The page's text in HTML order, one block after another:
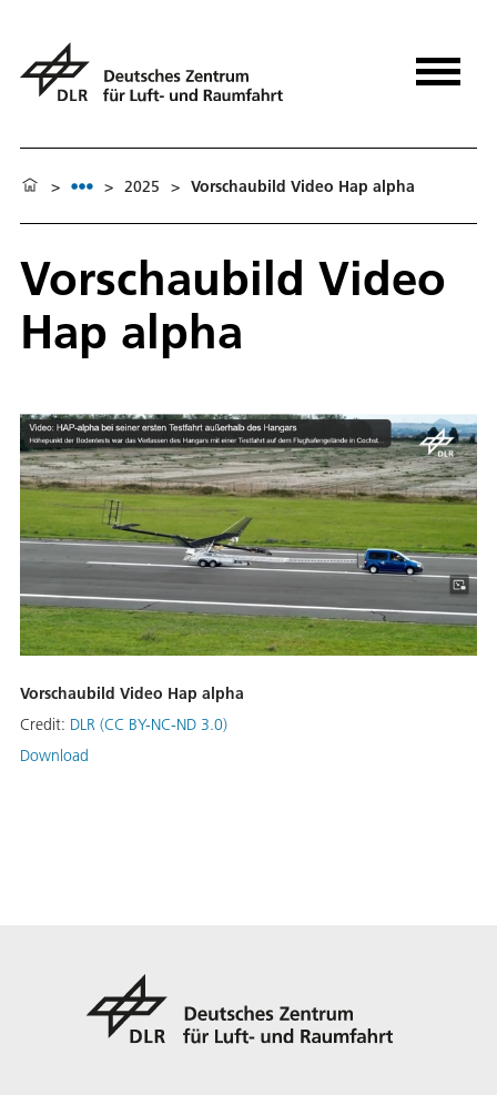
> > 2025 > Vorschaubild Video Hap alpha
Vorschaubild Video
Hap alpha
Vorschaubild Video Hap alpha
Credit: DLR (CC BY-NC-ND 3.0)
Download